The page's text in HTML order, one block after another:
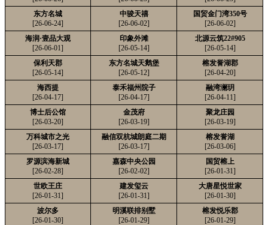
东方名城
[26-06-24]
中骏天禧
[26-06-02]
国贸金门湾350号
[26-06-02]
海润·壹品大观
[26-06-01]
印象外滩
[26-05-14]
北源云筑22#905
[26-05-14]
保利天郡
[26-05-14]
东方名城天鹅堡
[26-05-12]
榕发誉湖郡
[26-04-20]
海西提
[26-04-17]
泰禾福州院子
[26-04-17]
融湾澜玥
[26-04-11]
博士后公馆
[26-03-20]
金茂府
[26-03-19]
聚龙庄园
[26-03-19]
万科城市之光
[26-03-17]
融信双杭城朗庭二期
[26-03-17]
榕发誉湖
[26-03-06]
罗源滨海新城
[26-02-28]
嘉森中央公园
[26-02-02]
国贸榕上
[26-01-31]
世欧王庄
[26-01-31]
建发玺云
[26-01-31]
大唐星悦世家
[26-01-30]
波尔多
[26-01-30]
明溪联排别墅
[26-01-29]
榕发悦乐郡
[26-01-29]